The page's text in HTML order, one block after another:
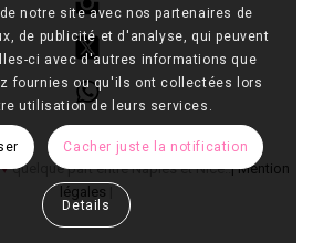
Instagram
X-Twitter
Whatsapp
♥quelque part entre Naples et Nice..| Mention
légales
notre site avec nos partenaires de
de publicité et d'analyse, qui peuvent
ci avec d'autres informations que
fournies ou qu'ils ont collectées lors
utilisation de leurs services.
Cacher juste la notification
Details